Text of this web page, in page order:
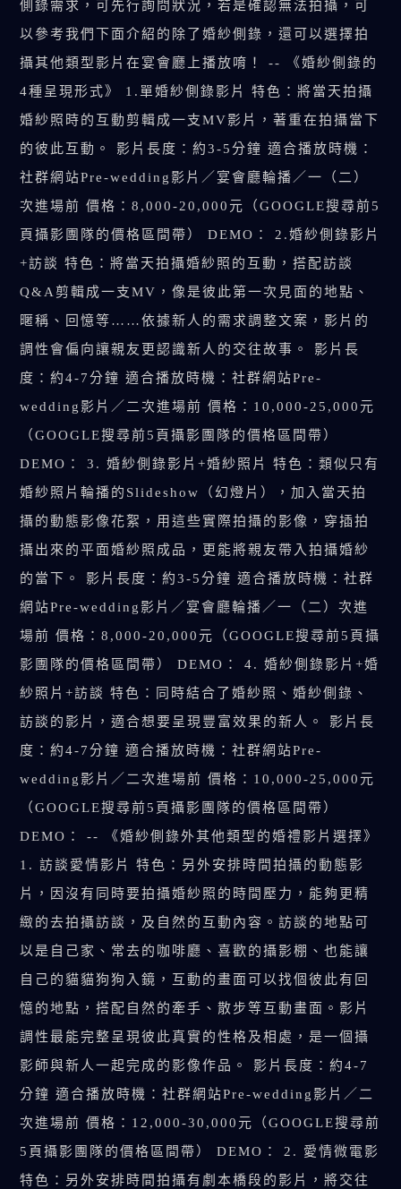
側錄需求，可先行詢問狀況，若是確認無法拍攝，可
以參考我們下面介紹的除了婚紗側錄，還可以選擇拍
攝其他類型影片在宴會廳上播放唷！ -- 《婚紗側錄的
4種呈現形式》 1.單婚紗側錄影片 特色：將當天拍攝
婚紗照時的互動剪輯成一支MV影片，著重在拍攝當下
的彼此互動。 影片長度：約3-5分鐘 適合播放時機：
社群網站Pre-wedding影片／宴會廳輪播／一（二）
次進場前 價格：8,000-20,000元（GOOGLE搜尋前5
頁攝影團隊的價格區間帶） DEMO： 2.婚紗側錄影片
+訪談 特色：將當天拍攝婚紗照的互動，搭配訪談
Q&A剪輯成一支MV，像是彼此第一次見面的地點、
暱稱、回憶等……依據新人的需求調整文案，影片的
調性會偏向讓親友更認識新人的交往故事。 影片長
度：約4-7分鐘 適合播放時機：社群網站Pre-
wedding影片／二次進場前 價格：10,000-25,000元
（GOOGLE搜尋前5頁攝影團隊的價格區間帶）
DEMO： 3. 婚紗側錄影片+婚紗照片 特色：類似只有
婚紗照片輪播的Slideshow（幻燈片），加入當天拍
攝的動態影像花絮，用這些實際拍攝的影像，穿插拍
攝出來的平面婚紗照成品，更能將親友帶入拍攝婚紗
的當下。 影片長度：約3-5分鐘 適合播放時機：社群
網站Pre-wedding影片／宴會廳輪播／一（二）次進
場前 價格：8,000-20,000元（GOOGLE搜尋前5頁攝
影團隊的價格區間帶） DEMO： 4. 婚紗側錄影片+婚
紗照片+訪談 特色：同時結合了婚紗照、婚紗側錄、
訪談的影片，適合想要呈現豐富效果的新人。 影片長
度：約4-7分鐘 適合播放時機：社群網站Pre-
wedding影片／二次進場前 價格：10,000-25,000元
（GOOGLE搜尋前5頁攝影團隊的價格區間帶）
DEMO： -- 《婚紗側錄外其他類型的婚禮影片選擇》
1. 訪談愛情影片 特色：另外安排時間拍攝的動態影
片，因沒有同時要拍攝婚紗照的時間壓力，能夠更精
緻的去拍攝訪談，及自然的互動內容。訪談的地點可
以是自己家、常去的咖啡廳、喜歡的攝影棚、也能讓
自己的貓貓狗狗入鏡，互動的畫面可以找個彼此有回
憶的地點，搭配自然的牽手、散步等互動畫面。影片
調性最能完整呈現彼此真實的性格及相處，是一個攝
影師與新人一起完成的影像作品。 影片長度：約4-7
分鐘 適合播放時機：社群網站Pre-wedding影片／二
次進場前 價格：12,000-30,000元（GOOGLE搜尋前
5頁攝影團隊的價格區間帶） DEMO： 2. 愛情微電影
特色：另外安排時間拍攝有劇本橋段的影片，將交往